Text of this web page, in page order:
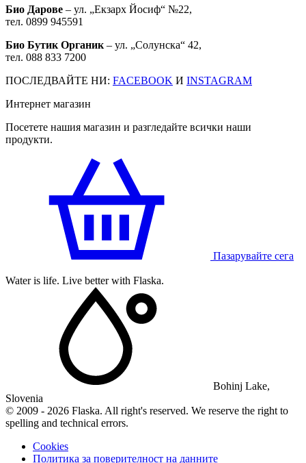
Био Дарове – ул. „Екзарх Йосиф“ №22,
тел. 0899 945591
Био Бутик Органик – ул. „Солунска“ 42,
тел. 088 833 7200
ПОСЛЕДВАЙТЕ НИ: FACEBOOK И INSTAGRAM
Интернет магазин
Посетете нашия магазин и разгледайте всички наши
продукти.
Пазарувайте сега
Water is life. Live better with Flaska.
Bohinj Lake,
Slovenia
© 2009 - 2026 Flaska. All right's reserved. We reserve the right to
spelling and technical errors.
Cookies
Политика за поверителност на данните